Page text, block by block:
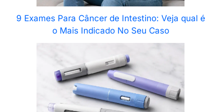
9 Exames Para Câncer de Intestino: Veja qual é
o Mais Indicado No Seu Caso